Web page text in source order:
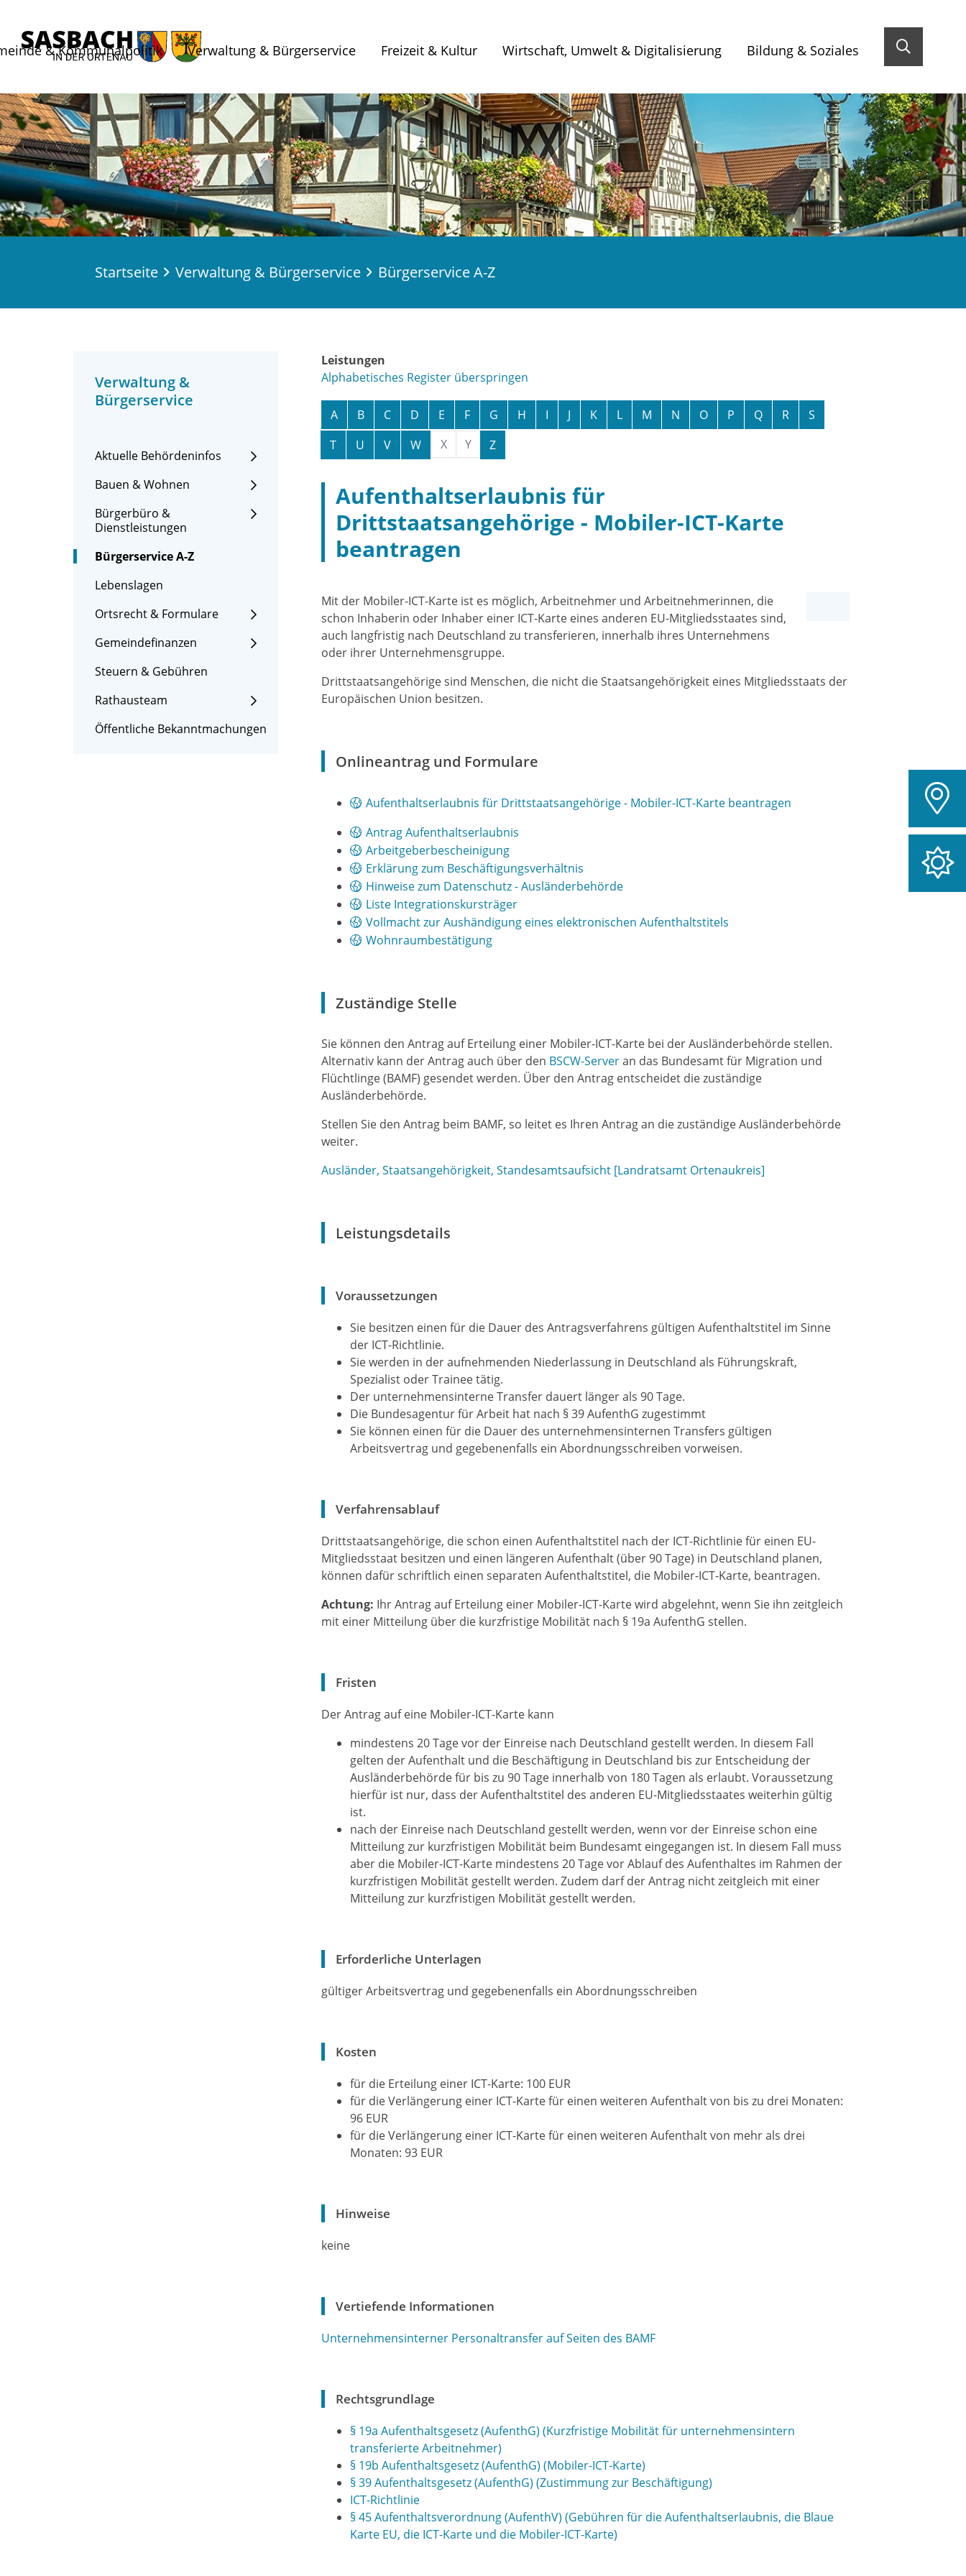
& Kommunalpolitik Verwaltung & Bürgerservice Freizeit & Kultur Wirtschaft, Umwelt & Digitalisierung Bildung & Soziales
Startseite Verwaltung & Bürgerservice Bürgerservice A-Z
Verwaltung &
Bürgerservice
Aktuelle Behördeninfos
Bauen & Wohnen
Bürgerbüro &
Dienstleistungen
Bürgerservice A-Z
Lebenslagen
Ortsrecht & Formulare
Gemeindefinanzen
Steuern & Gebühren
Rathausteam
Öffentliche Bekanntmachungen
Leistungen
Alphabetisches Register überspringen
A B C D E F G H I J K L M N O P Q R
S
T
U V W X Y Z
Aufenthaltserlaubnis für
Drittstaatsangehörige - Mobiler-ICT-Karte
beantragen
Mit der Mobiler-ICT-Karte ist es möglich, Arbeitnehmer und Arbeitnehmerinnen, die
schon Inhaberin oder Inhaber einer ICT-Karte eines anderen EU-Mitgliedsstaates sind,
auch langfristig nach Deutschland zu transferieren, innerhalb ihres Unternehmens
oder ihrer Unternehmensgruppe.
Drittstaatsangehörige sind Menschen, die nicht die Staatsangehörigkeit eines Mitgliedsstaats der
Europäischen Union besitzen.
Onlineantrag und Formulare
Aufenthaltserlaubnis für Drittstaatsangehörige - Mobiler-ICT-Karte beantragen
Antrag Aufenthaltserlaubnis
Arbeitgeberbescheinigung
Erklärung zum Beschäftigungsverhältnis
Hinweise zum Datenschutz - Ausländerbehörde
Liste Integrationskursträger
Vollmacht zur Aushändigung eines elektronischen Aufenthaltstitels
Wohnraumbestätigung
Zuständige Stelle
Sie können den Antrag auf Erteilung einer Mobiler-ICT-Karte bei der Ausländerbehörde stellen.
Alternativ kann der Antrag auch über den BSCW-Serveran das Bundesamt für Migration und
Flüchtlinge (BAMF) gesendet werden. Über den Antrag entscheidet die zuständige
Ausländerbehörde.
Stellen Sie den Antrag beim BAMF, so leitet es Ihren Antrag an die zuständige Ausländerbehörde
weiter.
Ausländer, Staatsangehörigkeit, Standesamtsaufsicht [Landratsamt Ortenaukreis]
Leistungsdetails
Voraussetzungen
Sie besitzen einen für die Dauer des Antragsverfahrens gültigen Aufenthaltstitel im Sinne
der ICT-Richtlinie.
Sie werden in der aufnehmenden Niederlassung in Deutschland als Führungskraft,
Spezialist oder Trainee tätig.
Der unternehmensinterne Transfer dauert länger als 90 Tage.
Die Bundesagentur für Arbeit hat nach § 39 AufenthG zugestimmt
Sie können einen für die Dauer des unternehmensinternen Transfers gültigen
Arbeitsvertrag und gegebenenfalls ein Abordnungsschreiben vorweisen.
Verfahrensablauf
Drittstaatsangehörige, die schon einen Aufenthaltstitel nach der ICT-Richtlinie für einen EU-
Mitgliedsstaat besitzen und einen längeren Aufenthalt (über 90 Tage) in Deutschland planen,
können dafür schriftlich einen separaten Aufenthaltstitel, die Mobiler-ICT-Karte, beantragen.
Achtung: Ihr Antrag auf Erteilung einer Mobiler-ICT-Karte wird abgelehnt, wenn Sie ihn zeitgleich
mit einer Mitteilung über die kurzfristige Mobilität nach § 19a AufenthG stellen.
Fristen
Der Antrag auf eine Mobiler-ICT-Karte kann
mindestens 20 Tage vor der Einreise nach Deutschland gestellt werden. In diesem Fall
gelten der Aufenthalt und die Beschäftigung in Deutschland bis zur Entscheidung der
Ausländerbehörde für bis zu 90 Tage innerhalb von 180 Tagen als erlaubt. Voraussetzung
hierfür ist nur, dass der Aufenthaltstitel des anderen EU-Mitgliedsstaates weiterhin gültig
ist.
nach der Einreise nach Deutschland gestellt werden, wenn vor der Einreise schon eine
Mitteilung zur kurzfristigen Mobilität beim Bundesamt eingegangen ist. In diesem Fall muss
aber die Mobiler-ICT-Karte mindestens 20 Tage vor Ablauf des Aufenthaltes im Rahmen der
kurzfristigen Mobilität gestellt werden. Zudem darf der Antrag nicht zeitgleich mit einer
Mitteilung zur kurzfristigen Mobilität gestellt werden.
Erforderliche Unterlagen
gültiger Arbeitsvertrag und gegebenenfalls ein Abordnungsschreiben
Kosten
für die Erteilung einer ICT-Karte: 100 EUR
für die Verlängerung einer ICT-Karte für einen weiteren Aufenthalt von bis zu drei Monaten:
96 EUR
für die Verlängerung einer ICT-Karte für einen weiteren Aufenthalt von mehr als drei
Monaten: 93 EUR
Hinweise
keine
Vertiefende Informationen
Unternehmensinterner Personaltransfer auf Seiten des BAMF
Rechtsgrundlage
§ 19a Aufenthaltsgesetz (AufenthG) (Kurzfristige Mobilität für unternehmensintern
transferierte Arbeitnehmer)
§ 19b Aufenthaltsgesetz (AufenthG) (Mobiler-ICT-Karte)
§ 39 Aufenthaltsgesetz (AufenthG) (Zustimmung zur Beschäftigung)
ICT-Richtlinie
§ 45 Aufenthaltsverordnung (AufenthV) (Gebühren für die Aufenthaltserlaubnis, die Blaue
Karte EU, die ICT-Karte und die Mobiler-ICT-Karte)